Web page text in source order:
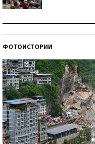
ФОТОИСТОРИИ